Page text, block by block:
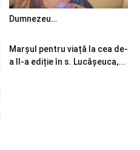
Dumnezeu…
Marșul pentru viață la cea de-
a II-a ediție în s. Lucășeuca,...